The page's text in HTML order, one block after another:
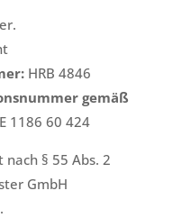
HRB 4846
gemäß
1186 60 424
§ 55 Abs. 2
GmbH